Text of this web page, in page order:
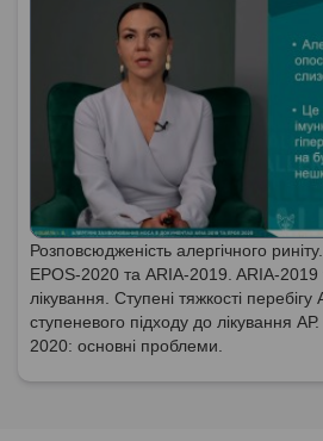
Розповсюдженість алергічного
EPOS-2020 та ARIA-2019. ARIA-2019
лікування. Ступені тяжкості
ступеневого підходу до лікування
2020: основні проблеми.